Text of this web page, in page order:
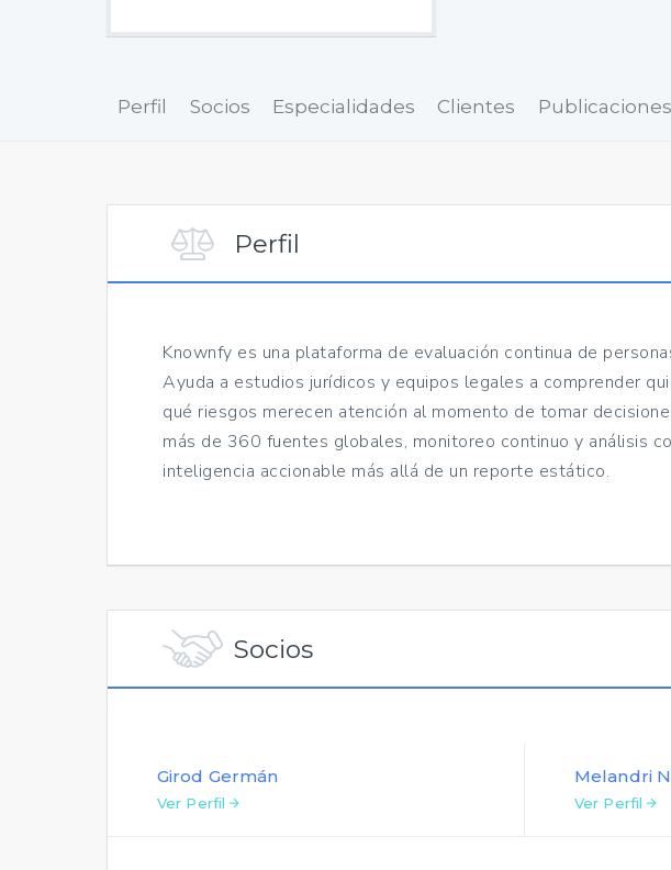
Perfil Socios Especialidades Clientes Publicaciones
Perfil
Knownfy es una plataforma de evaluación continua de
Ayuda a estudios jurídicos y equipos legales a comprender
qué riesgos merecen atención al momento de tomar
más de 360 fuentes globales, monitoreo continuo y análisis
inteligencia accionable más allá de un reporte estático.
Socios
Girod Germán
Ver Perfil
Melandri
Ver Perfil